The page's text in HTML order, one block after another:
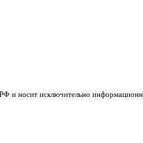
носит исключительно